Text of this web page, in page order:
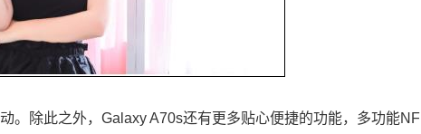
。除此之外，Galaxy A70s还有更多贴心便捷的功能，多功能NF